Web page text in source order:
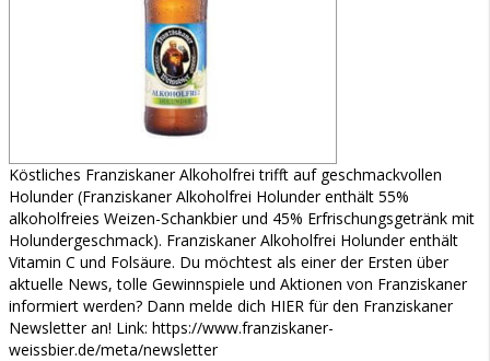
Köstliches Franziskaner Alkoholfrei trifft auf geschmackvollen
Holunder (Franziskaner Alkoholfrei Holunder enthält 55%
alkoholfreies Weizen-Schankbier und 45% Erfrischungsgetränk mit
Holundergeschmack). Franziskaner Alkoholfrei Holunder enthält
Vitamin C und Folsäure. Du möchtest als einer der Ersten über
aktuelle News, tolle Gewinnspiele und Aktionen von Franziskaner
informiert werden? Dann melde dich HIER für den Franziskaner
Newsletter an! Link: https://www.franziskaner-
weissbier.de/meta/newsletter